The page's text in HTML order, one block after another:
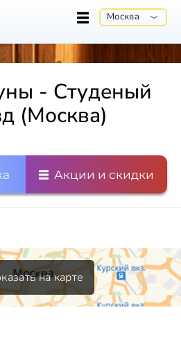
Москва
- Студеный
(Москва)
Акции и скидки
на карте